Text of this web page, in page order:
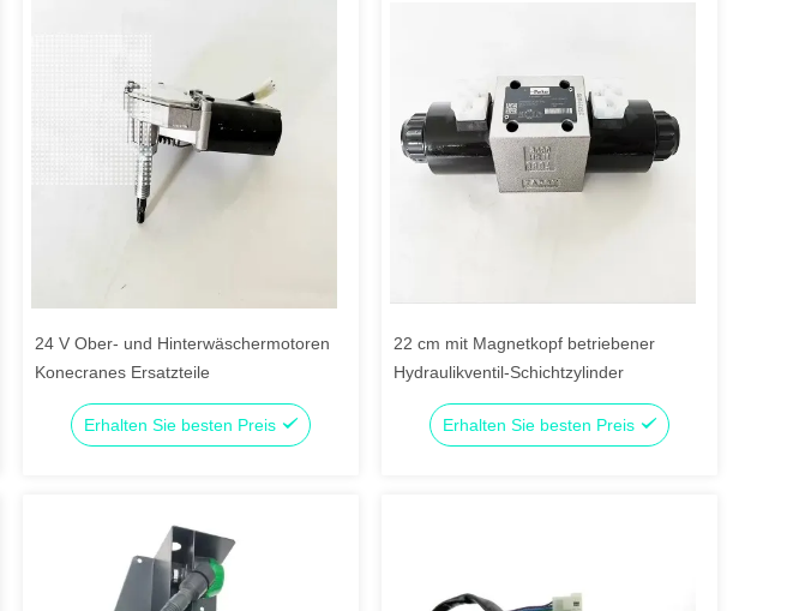
24 V Ober- und Hinterwäschermotoren
Konecranes Ersatzteile
Erhalten Sie besten Preis
22 cm mit Magnetkopf betriebener
Hydraulikventil-Schichtzylinder
Erhalten Sie besten Preis